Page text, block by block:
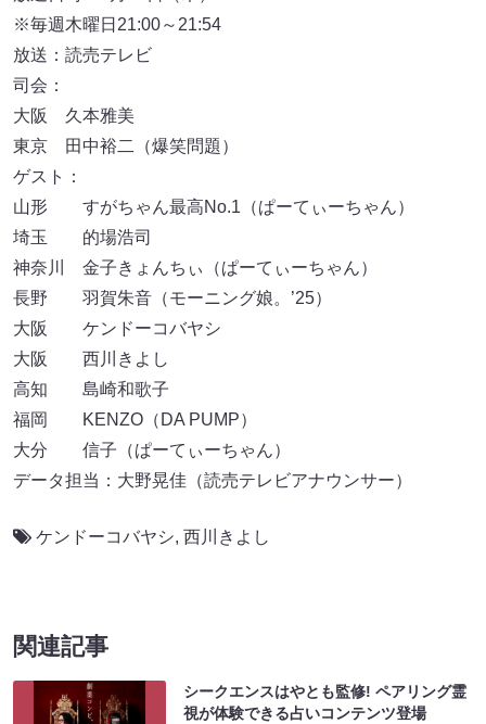
※毎週木曜日21:00～21:54
放送：読売テレビ
司会：
大阪 久本雅美
東京 田中裕二（爆笑問題）
ゲスト：
山形 すがちゃん最高No.1（ぱーてぃーちゃん）
埼玉 的場浩司
神奈川 金子きょんちぃ（ぱーてぃーちゃん）
長野 羽賀朱音（モーニング娘。’25）
大阪 ケンドーコバヤシ
大阪 西川きよし
高知 島崎和歌子
福岡 KENZO（DA PUMP）
大分 信子（ぱーてぃーちゃん）
データ担当：大野晃佳（読売テレビアナウンサー）
ケンドーコバヤシ, 西川きよし
関連記事
シークエンスはやとも監修! ペアリング霊
視が体験できる占いコンテンツ登場